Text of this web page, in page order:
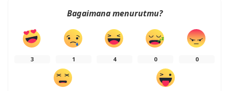
Bagaimana menurutmu?
3 1 4 0 0